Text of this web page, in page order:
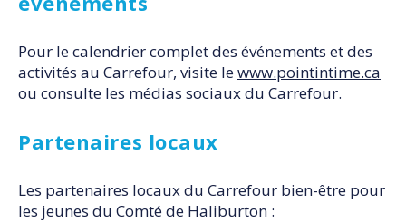
Pour le calendrier complet des événements et des
activités au Carrefour, visite lewww.pointintime.ca
ou consulte les médias sociaux du Carrefour.
Partenaires locaux
Les partenaires locaux du Carrefour bien-être pour
les jeunes du Comté de Haliburton :